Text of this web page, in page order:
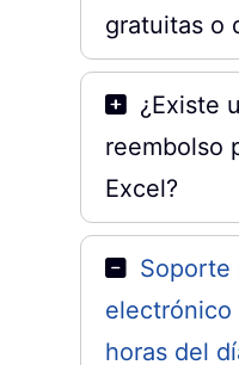
gratuitas o
¿Existe
reembolso
Excel?
Soporte
electrónico
horas del